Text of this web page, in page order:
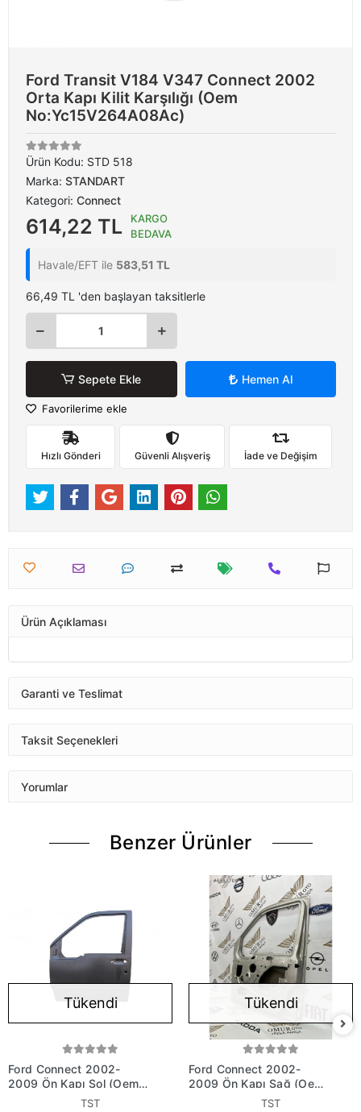
Ford Transit V184 V347 Connect 2002
Orta Kapı Kilit Karşılığı (Oem
No:Yc15V264A08Ac)
Ürün Kodu: STD 518
Marka: STANDART
Kategori: Connect
614,22 TL
KARGO
BEDAVA
Havale/EFT ile 583,51 TL
66,49 TL 'den başlayan taksitlerle
Sepete Ekle Hemen Al
Favorilerime ekle
Hızlı Gönderi Güvenli Alışveriş İade ve Değişim
Ürün Açıklaması
Garanti ve Teslimat
Taksit Seçenekleri
Yorumlar
Benzer Ürünler
Tükendi
Ford Connect 2002-
2009 Ön Kapı Sol (Oem
No: At16V20125Aa)
TST
Tükendi
Ford Connect 2002-
2009 Ön Kapı Sağ (Oem
No: At16V20124Aa)
TST